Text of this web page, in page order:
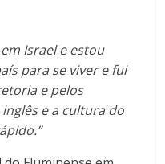
Israel e estou
para se viver e fui
e pelos
e a cultura do